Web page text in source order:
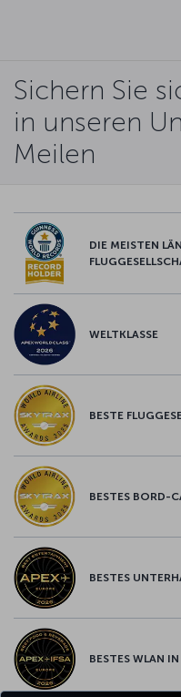
Sichern Sie
in unseren
Meilen
DIE MEISTEN
WELTKLASSE
BESTE
BESTES BORD-
BESTES
BESTES WLAN